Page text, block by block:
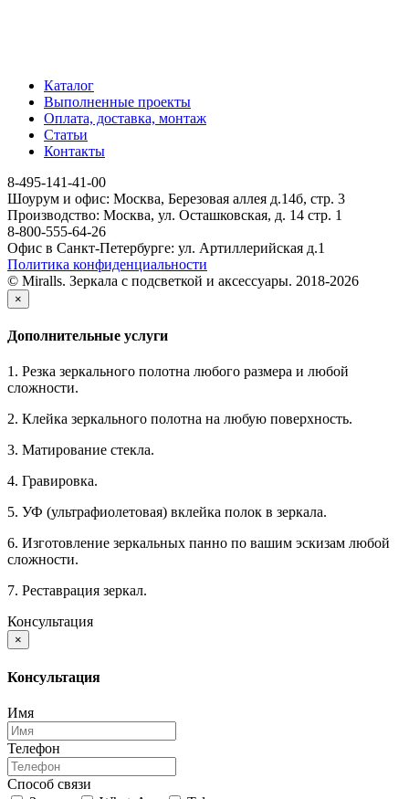
Каталог
Выполненные проекты
Оплата, доставка, монтаж
Статьи
Контакты
8-495-141-41-00
Шоурум и офис: Москва, Березовая аллея д.14б, стр. 3
Производство: Москва, ул. Осташковская, д. 14 стр. 1
8-800-555-64-26
Офис в Санкт-Петербурге: ул. Артиллерийская д.1
Политика конфиденциальности
© Miralls. Зеркала с подсветкой и аксессуары. 2018-2026
×
Дополнительные услуги
1. Резка зеркального полотна любого размера и любой
сложности.
2. Клейка зеркального полотна на любую поверхность.
3. Матирование стекла.
4. Гравировка.
5. УФ (ультрафиолетовая) вклейка полок в зеркала.
6. Изготовление зеркальных панно по вашим эскизам любой
сложности.
7. Реставрация зеркал.
Консультация
×
Консультация
Имя
Телефон
Способ связи